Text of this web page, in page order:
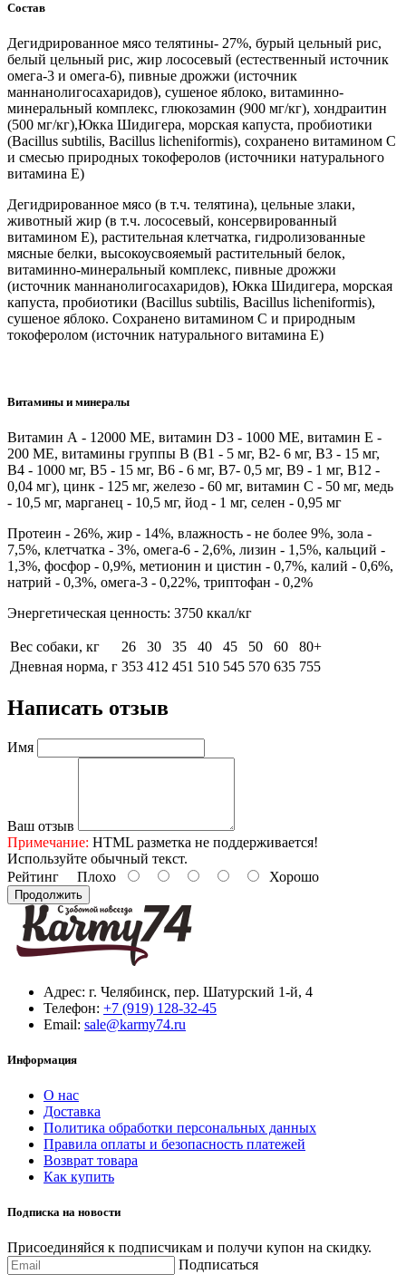
Состав
Дегидрированное мясо телятины- 27%, бурый цельный рис,
белый цельный рис, жир лососевый (естественный источник
омега-3 и омега-6), пивные дрожжи (источник
маннанолигосахаридов), сушеное яблоко, витаминно-
минеральный комплекс, глюкозамин (900 мг/кг), хондраитин
(500 мг/кг),Юкка Шидигера, морская капуста, пробиотики
(Bacillus subtilis, Bacillus licheniformis), сохранено витамином С
и смесью природных токоферолов (источники натурального
витамина Е)
Дегидрированное мясо (в т.ч. телятина), цельные злаки,
животный жир (в т.ч. лососевый, консервированный
витамином E), растительная клетчатка, гидролизованные
мясные белки, высокоусвояемый растительный белок,
витаминно-минеральный комплекс, пивные дрожжи
(источник маннанолигосахаридов), Юкка Шидигера, морская
капуста, пробиотики (Bacillus subtilis, Bacillus licheniformis),
сушеное яблоко. Cохранено витамином С и природным
токоферолом (источник натурального витамина Е)
Витамины и минералы
Витамин А - 12000 МЕ, витамин D3 - 1000 МЕ, витамин Е -
200 МЕ, витамины группы В (В1 - 5 мг, В2- 6 мг, В3 - 15 мг,
В4 - 1000 мг, В5 - 15 мг, В6 - 6 мг, В7- 0,5 мг, В9 - 1 мг, В12 -
0,04 мг), цинк - 125 мг, железо - 60 мг, витамин С - 50 мг, медь
- 10,5 мг, марганец - 10,5 мг, йод - 1 мг, селен - 0,95 мг
Протеин - 26%, жир - 14%, влажность - не более 9%, зола -
7,5%, клетчатка - 3%, омега-6 - 2,6%, лизин - 1,5%, кальций -
1,3%, фосфор - 0,9%, метионин и цистин - 0,7%, калий - 0,6%,
натрий - 0,3%, омега-3 - 0,22%, триптофан - 0,2%
Энергетическая ценность: 3750 ккал/кг
Вес собаки, кг 26 30 35 40 45 50 60
80+
Дневная норма, г 353 412 451 510 545 570 635 755
Написать отзыв
Имя
Ваш отзыв
Примечание: HTML разметка не поддерживается!
Используйте обычный текст.
Рейтинг Плохо Хорошо
Продолжить
Адрес: г. Челябинск, пер. Шатурский 1-й, 4
Телефон: +7 (919) 128-32-45
Email: sale@karmy74.ru
Информация
О нас
Доставка
Политика обработки персональных данных
Правила оплаты и безопасность платежей
Возврат товара
Как купить
Подписка на новости
Присоединяйся к подписчикам и получи купон на скидку.
Подписаться